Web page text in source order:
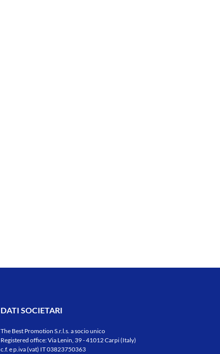
DATI SOCIETARI
The Best Promotion S.r.l.s. a socio unico
Registered office: Via Lenin, 39 - 41012 Carpi (Italy)
c.f. e p.iva (vat) IT 03823750363